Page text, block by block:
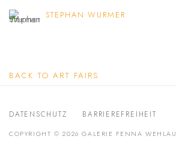
STEPHAN WURMER
BACK TO ART FAIRS
DATENSCHUTZ BARRIEREFREIHEIT
COPYRIGHT © 2026 GALERIE FENNA WEHLAU